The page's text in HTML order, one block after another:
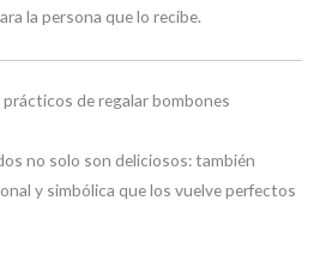
la persona que lo recibe.
de regalar bombones
no solo son deliciosos: también
y simbólica que los vuelve perfectos